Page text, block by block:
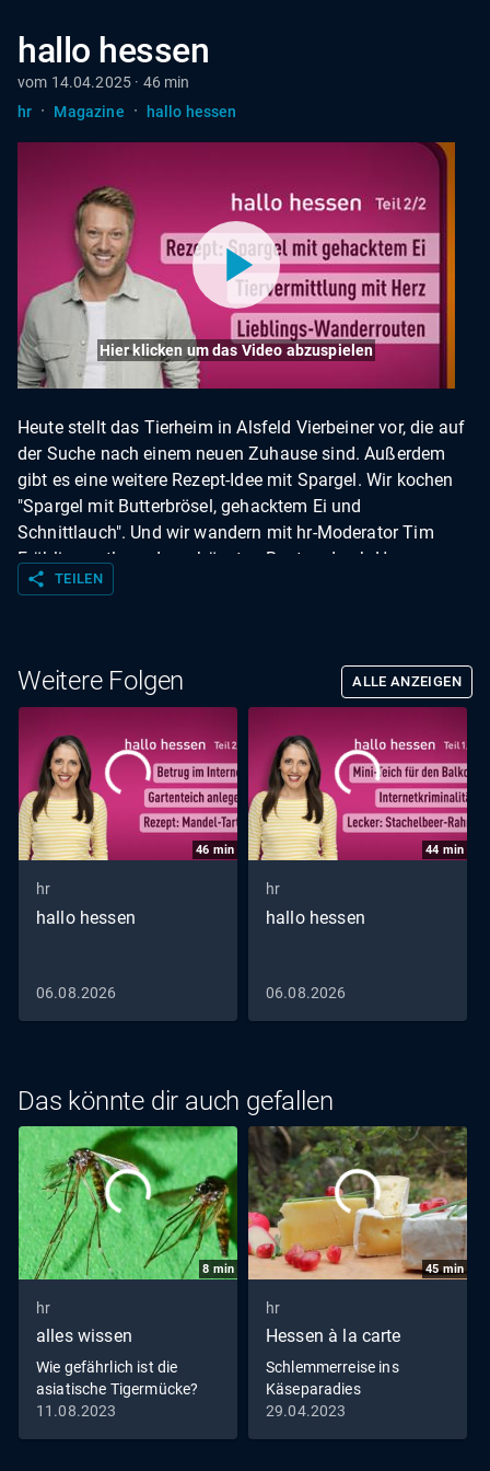
hallo hessen
vom 14.04.2025 · 46 min
hr · Magazine · hallo hessen
Hier klicken um das Video abzuspielen
Heute stellt das Tierheim in Alsfeld Vierbeiner vor, die auf
der Suche nach einem neuen Zuhause sind. Außerdem
gibt es eine weitere Rezept-Idee mit Spargel. Wir kochen
"Spargel mit Butterbrösel, gehacktem Ei und
Schnittlauch". Und wir wandern mit hr-Moderator Tim
Frühling entlang der schönsten Routen durch Hessen.
share TEILEN
Weitere Folgen ALLE ANZEIGEN
46 min
hr
hallo hessen
06.08.2026
44 min
hr
hallo hessen
06.08.2026
Das könnte dir auch gefallen
8 min
hr
alles wissen
Wie gefährlich ist die
asiatische Tigermücke?
11.08.2023
45 min
hr
Hessen à la carte
Schlemmerreise ins
Käseparadies
29.04.2023